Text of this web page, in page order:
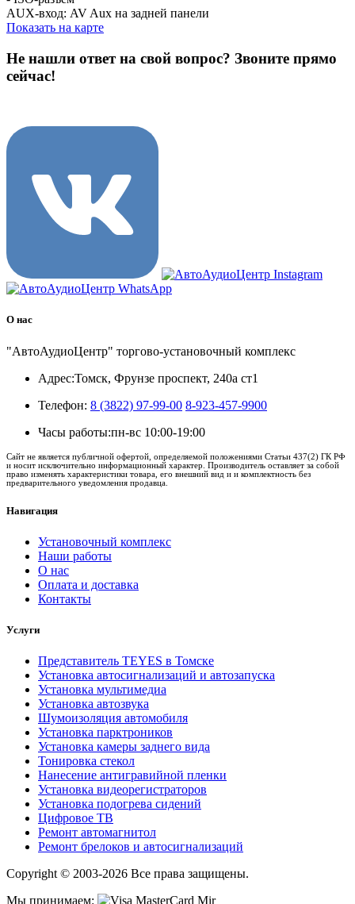
AUX-вход: AV Aux на задней панели
Показать на карте
Не нашли ответ на свой вопрос? Звоните прямо
сейчас!
О нас
"АвтоАудиоЦентр" торгово-установочный комплекс
Адрес:Томск, Фрунзе проспект, 240а ст1
Телефон: 8 (3822) 97-99-00 8-923-457-9900
Часы работы:пн-вс 10:00-19:00
Сайт не является публичной офертой, определяемой положениями Статьи 437(2) ГК РФ
и носит исключительно информационный характер. Производитель оставляет за собой
право изменять характеристики товара, его внешний вид и и комплектность без
предварительного уведомления продавца.
Навигация
Установочный комплекс
Наши работы
О нас
Оплата и доставка
Контакты
Услуги
Представитель TEYES в Томске
Установка автосигнализаций и автозапуска
Установка мультимедиа
Установка автозвука
Шумоизоляция автомобиля
Установка парктроников
Установка камеры заднего вида
Тонировка стекол
Нанесение антигравийной пленки
Установка видеорегистраторов
Установка подогрева сидений
Цифровое ТВ
Ремонт автомагнитол
Ремонт брелоков и автосигнализаций
Copyright © 2003-2026 Все права защищены.
Мы принимаем: